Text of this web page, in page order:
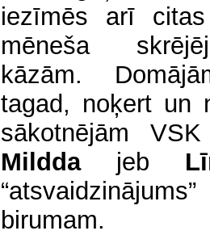
iezīmēs arī
mēneša
kāzām.
tagad, noķert un
sākotnējām
Mildda jeb
birumam.